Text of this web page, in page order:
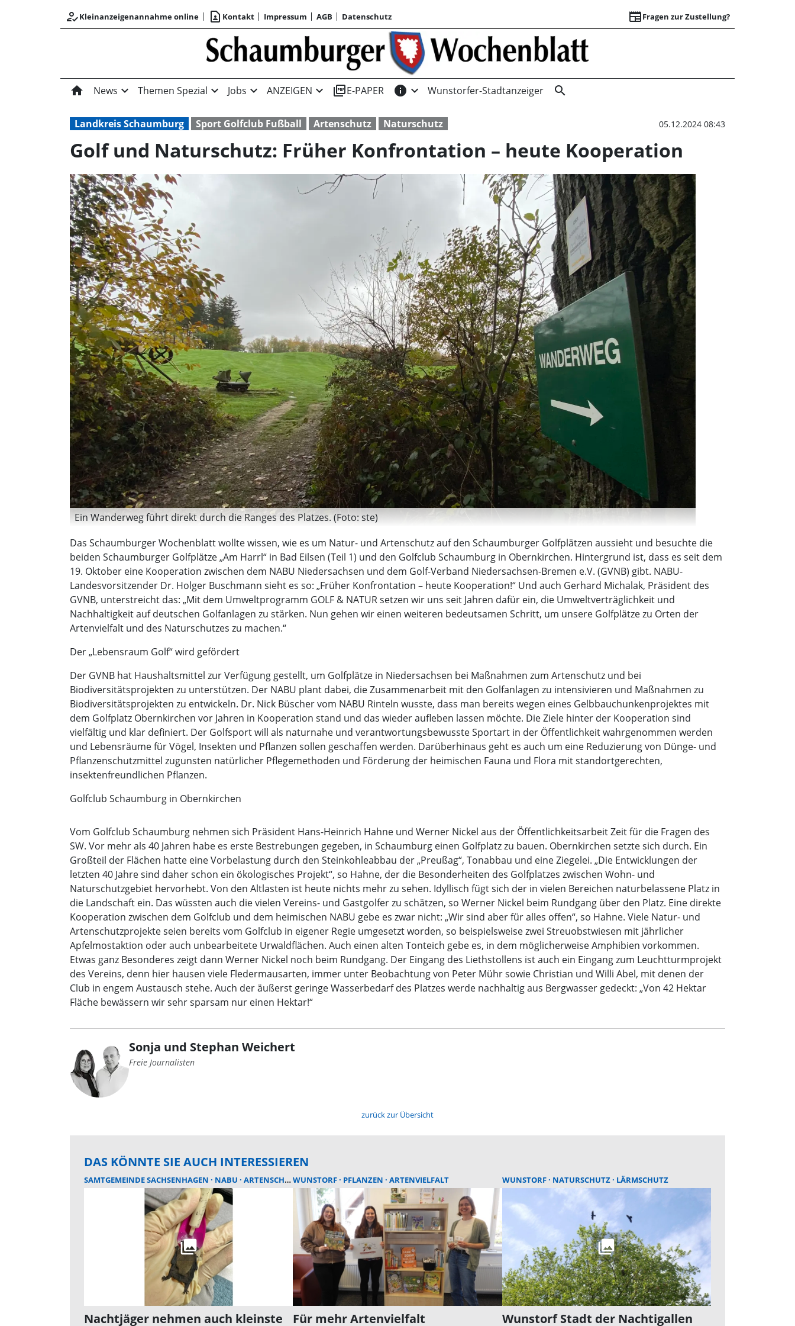
how_to_regKleinanzeigenannahme online contact_page Kontakt Impressum AGB Datenschutz newspaperFragen zur Zustellung?
Golf und
home News expand_more Themen Spezial expand_more Jobs expand_more ANZEIGEN expand_more picture_as_pdfE-PAPER info expand_more Wunstorfer-Stadtanzeiger search
Landkreis Schaumburg Sport Golfclub Fußball Artenschutz Naturschutz 05.12.2024 08:43
Golf und Naturschutz: Früher Konfrontation – heute Kooperation
Ein Wanderweg führt direkt durch die Ranges des Platzes. (Foto: ste)
Das Schaumburger Wochenblatt wollte wissen, wie es um Natur- und Artenschutz auf den Schaumburger Golfplätzen aussieht und besuchte die
beiden Schaumburger Golfplätze „Am Harrl“ in Bad Eilsen (Teil 1) und den Golfclub Schaumburg in Obernkirchen. Hintergrund ist, dass es seit dem
19. Oktober eine Kooperation zwischen dem NABU Niedersachsen und dem Golf-Verband Niedersachsen-Bremen e.V. (GVNB) gibt. NABU-
Landesvorsitzender Dr. Holger Buschmann sieht es so: „Früher Konfrontation – heute Kooperation!“ Und auch Gerhard Michalak, Präsident des
GVNB, unterstreicht das: „Mit dem Umweltprogramm GOLF & NATUR setzen wir uns seit Jahren dafür ein, die Umweltverträglichkeit und
Nachhaltigkeit auf deutschen Golfanlagen zu stärken. Nun gehen wir einen weiteren bedeutsamen Schritt, um unsere Golfplätze zu Orten der
Artenvielfalt und des Naturschutzes zu machen.“
Der „Lebensraum Golf“ wird gefördert
Der GVNB hat Haushaltsmittel zur Verfügung gestellt, um Golfplätze in Niedersachsen bei Maßnahmen zum Artenschutz und bei
Biodiversitätsprojekten zu unterstützen. Der NABU plant dabei, die Zusammenarbeit mit den Golfanlagen zu intensivieren und Maßnahmen zu
Biodiversitätsprojekten zu entwickeln. Dr. Nick Büscher vom NABU Rinteln wusste, dass man bereits wegen eines Gelbbauchunkenprojektes mit
dem Golfplatz Obernkirchen vor Jahren in Kooperation stand und das wieder aufleben lassen möchte. Die Ziele hinter der Kooperation sind
vielfältig und klar definiert. Der Golfsport will als naturnahe und verantwortungsbewusste Sportart in der Öffentlichkeit wahrgenommen werden
und Lebensräume für Vögel, Insekten und Pflanzen sollen geschaffen werden. Darüberhinaus geht es auch um eine Reduzierung von Dünge- und
Pflanzenschutzmittel zugunsten natürlicher Pflegemethoden und Förderung der heimischen Fauna und Flora mit standortgerechten,
insektenfreundlichen Pflanzen.
Golfclub Schaumburg in Obernkirchen
Vom Golfclub Schaumburg nehmen sich Präsident Hans-Heinrich Hahne und Werner Nickel aus der Öffentlichkeitsarbeit Zeit für die Fragen des
SW. Vor mehr als 40 Jahren habe es erste Bestrebungen gegeben, in Schaumburg einen Golfplatz zu bauen. Obernkirchen setzte sich durch. Ein
Großteil der Flächen hatte eine Vorbelastung durch den Steinkohleabbau der „Preußag“, Tonabbau und eine Ziegelei. „Die Entwicklungen der
letzten 40 Jahre sind daher schon ein ökologisches Projekt“, so Hahne, der die Besonderheiten des Golfplatzes zwischen Wohn- und
Naturschutzgebiet hervorhebt. Von den Altlasten ist heute nichts mehr zu sehen. Idyllisch fügt sich der in vielen Bereichen naturbelassene Platz in
die Landschaft ein. Das wüssten auch die vielen Vereins- und Gastgolfer zu schätzen, so Werner Nickel beim Rundgang über den Platz. Eine direkte
Kooperation zwischen dem Golfclub und dem heimischen NABU gebe es zwar nicht: „Wir sind aber für alles offen“, so Hahne. Viele Natur- und
Artenschutzprojekte seien bereits vom Golfclub in eigener Regie umgesetzt worden, so beispielsweise zwei Streuobstwiesen mit jährlicher
Apfelmostaktion oder auch unbearbeitete Urwaldflächen. Auch einen alten Tonteich gebe es, in dem möglicherweise Amphibien vorkommen.
Etwas ganz Besonderes zeigt dann Werner Nickel noch beim Rundgang. Der Eingang des Liethstollens ist auch ein Eingang zum Leuchtturmprojekt
des Vereins, denn hier hausen viele Fledermausarten, immer unter Beobachtung von Peter Mühr sowie Christian und Willi Abel, mit denen der
Club in engem Austausch stehe. Auch der äußerst geringe Wasserbedarf des Platzes werde nachhaltig aus Bergwasser gedeckt: „Von 42 Hektar
Fläche bewässern wir sehr sparsam nur einen Hektar!“
Sonja und Stephan Weichert
Freie Journalisten
zurück zur Übersicht
DAS KÖNNTE SIE AUCH INTERESSIEREN
SAMTGEMEINDE SACHSENHAGEN NABU ARTENSCHUTZ
Nachtjäger nehmen auch kleinste
WUNSTORF PFLANZEN ARTENVIELFALT
Für mehr Artenvielfalt
WUNSTORF NATURSCHUTZ LÄRMSCHUTZ
Wunstorf Stadt der Nachtigallen